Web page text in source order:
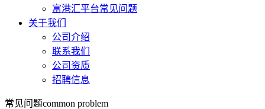
富港汇平台常见问题
关于我们
公司介绍
联系我们
公司资质
招聘信息
常见问题common problem